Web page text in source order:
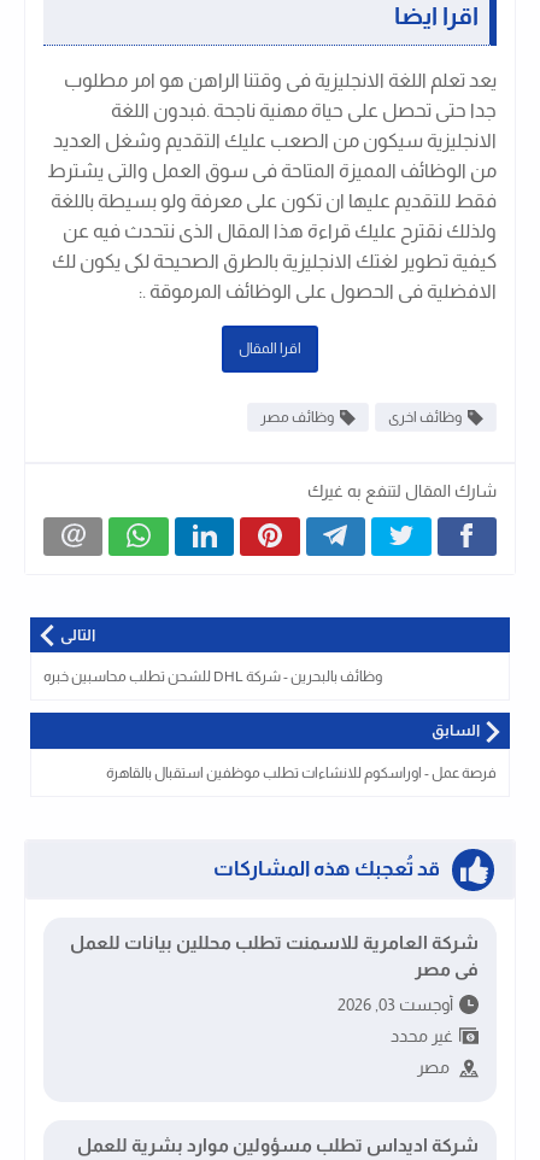
اقرا ايضا
يعد تعلم اللغة الانجليزية فى وقتنا الراهن هو امر مطلوب
جدا حتى تحصل على حياة مهنية ناجحة .فبدون اللغة
الانجليزية سيكون من الصعب عليك التقديم وشغل العديد
من الوظائف المميزة المتاحة فى سوق العمل والتى يشترط
فقط للتقديم عليها ان تكون على معرفة ولو بسيطة باللغة
ولذلك نقترح عليك قراءة هذا المقال الذى نتحدث فيه عن
كيفية تطوير لغتك الانجليزية بالطرق الصحيحة لكى يكون لك
الافضلية فى الحصول على الوظائف المرموقة .:
اقرا المقال
وظائف اخرى وظائف مصر
شارك المقال لتنفع به غيرك
التالى
وظائف بالبحرين - شركة DHL للشحن تطلب محاسبين خبره
السابق
فرصة عمل - اوراسكوم للانشاءات تطلب موظفين استقبال بالقاهرة
قد تُعجبك هذه المشاركات
شركة العامرية للاسمنت تطلب محللين بيانات للعمل
فى مصر
أوجست 03, 2026
غير محدد
مصر
شركة اديداس تطلب مسؤولين موارد بشرية للعمل